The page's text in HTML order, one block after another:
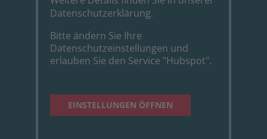
Datenschutzerklärung.
Bitte ändern Sie Ihre
Datenschutzeinstellungen und
erlauben Sie den Service "Hubspot".
EINSTELLUNGEN ÖFFNEN